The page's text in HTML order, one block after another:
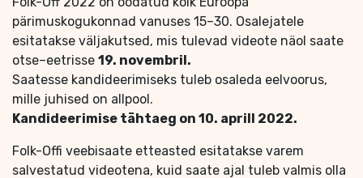
pärimuskogukonnad vanuses 15–30. Osalejatele
esitatakse väljakutsed, mis tulevad videote näol saate
otse–eetrisse 19. novembril.
Saatesse kandideerimiseks tuleb osaleda eelvoorus,
mille juhised on allpool.
Kandideerimise tähtaeg on 10. aprill 2022.
Folk-Offi veebisaate etteasted esitatakse varem
salvestatud videotena, kuid saate ajal tuleb valmis olla